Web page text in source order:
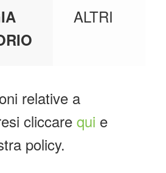
ALTRI
relative a
cliccare qui e
policy.